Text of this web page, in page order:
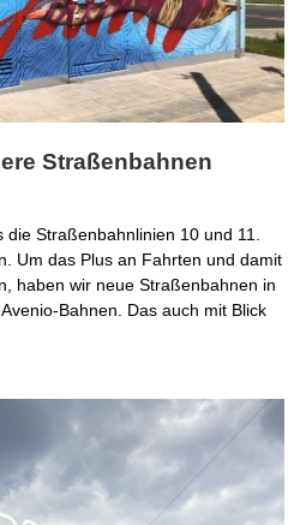
Straßenbahnen
Straßenbahnlinien 10 und 11.
Um das Plus an Fahrten und damit
haben wir neue Straßenbahnen in
Bahnen. Das auch mit Blick